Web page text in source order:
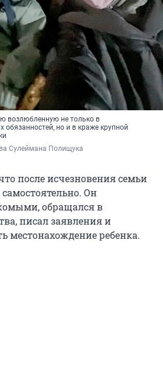
возлюбленную не только в
обязанностей, но и в краже крупной
Сулеймана Полищука
после исчезновения семьи
Он
обращался в
писал заявления и
местонахождение ребенка.